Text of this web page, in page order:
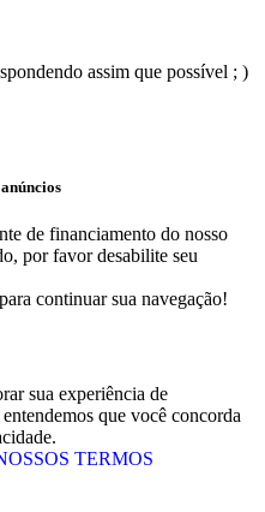
assim que possível ; )
de financiamento do nosso
por favor desabilite seu
continuar sua navegação!
sua experiência de
que você concorda
TERMOS